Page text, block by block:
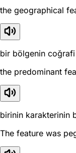
the geographical
bir bölgenin
the predominant
birinin karakterinin
The feature was